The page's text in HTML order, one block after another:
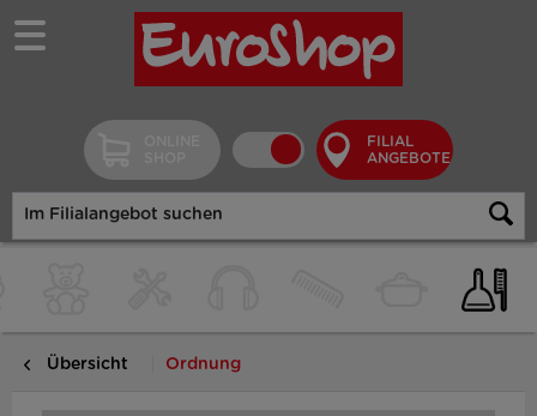
FILIAL
ANGEBOTE
Übersicht Ordnung